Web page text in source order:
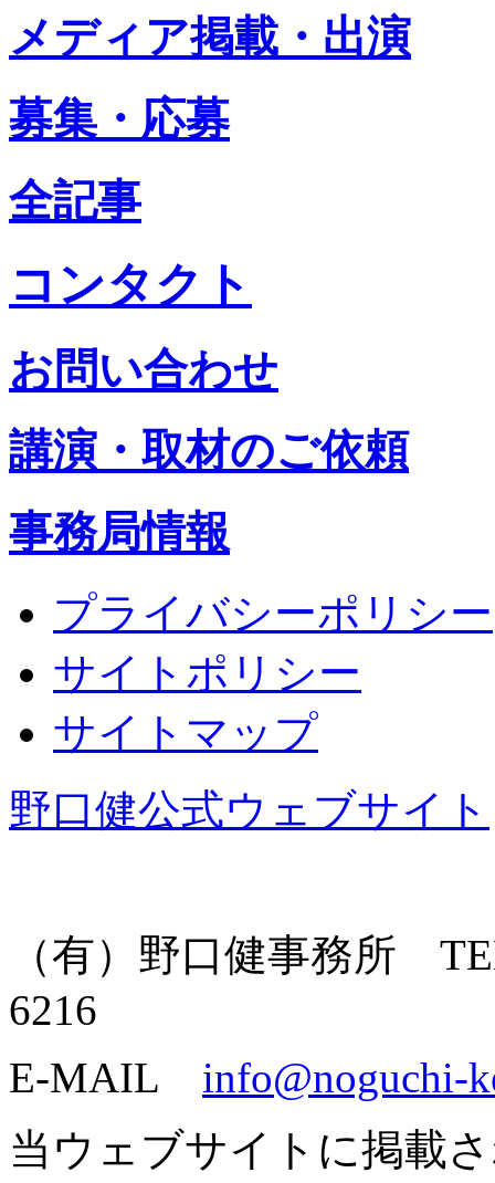
メディア掲載・出演
募集・応募
全記事
コンタクト
お問い合わせ
講演・取材のご依頼
事務局情報
プライバシーポリシー
サイトポリシー
サイトマップ
野口健公式ウェブサイト
（有）野口健事務所
6216
E-MAIL info@noguchi-
当ウェブサイトに掲載